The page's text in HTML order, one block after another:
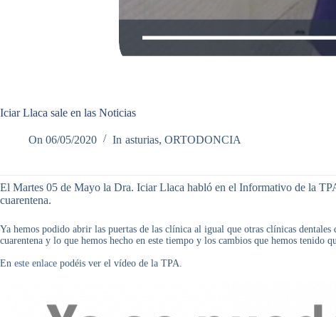
Iciar Llaca sale en las Noticias
On 06/05/2020 In asturias, ORTODONCIA
El Martes 05 de Mayo la Dra. Iciar Llaca habló en el Informativo de la
cuarentena.
Ya hemos podido abrir las puertas de las clínica al igual que otras clínicas
cuarentena y lo que hemos hecho en este tiempo y los cambios que hemos tenido
En este enlace podéis ver el vídeo de la TPA.